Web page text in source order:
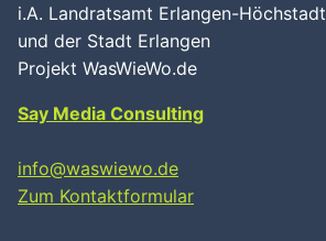
i.A. Landratsamt Erlangen-Höchstadt
und der Stadt Erlangen
Projekt WasWieWo.de
Say Media Consulting
info@waswiewo.de
Zum Kontaktformular